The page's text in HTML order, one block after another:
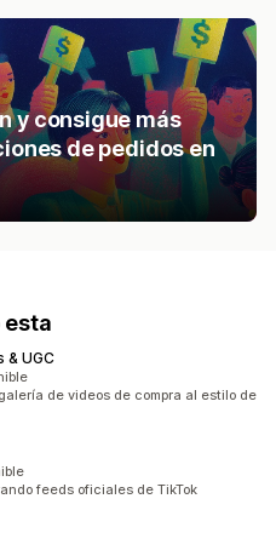
y consigue más
de pedidos en
esta
& UGC
de videos de compra al estilo de
feeds oficiales de TikTok